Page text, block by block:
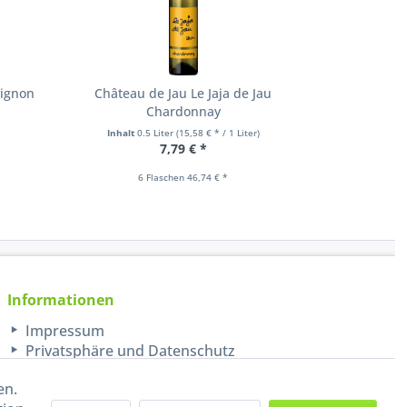
Château de Jau Le Jaja de Jau
Chardonnay
Inhalt 0.5 Liter (15,58 € * / 1 Liter)
7,79 € *
6 Flaschen 46,74 € *
Informationen
Impressum
Privatsphäre und Datenschutz